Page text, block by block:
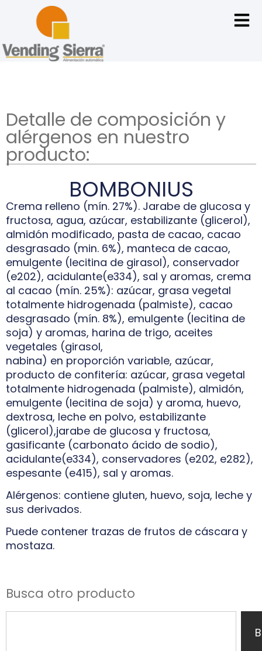
Detalle de composición y
alérgenos en nuestro
producto:
BOMBONIUS
Crema relleno (mín. 27%). Jarabe de glucosa y
fructosa, agua, azúcar, estabilizante (glicerol),
almidón modificado, pasta de cacao, cacao
desgrasado (min. 6%), manteca de cacao,
emulgente (lecitina de girasol), conservador
(e202), acidulante(e334), sal y aromas, crema
al cacao (mín. 25%): azúcar, grasa vegetal
totalmente hidrogenada (palmiste), cacao
desgrasado (mín. 8%), emulgente (lecitina de
soja) y aromas, harina de trigo, aceites
vegetales (girasol,
nabina) en proporción variable, azúcar,
producto de confitería: azúcar, grasa vegetal
totalmente hidrogenada (palmiste), almidón,
emulgente (lecitina de soja) y aroma, huevo,
dextrosa, leche en polvo, estabilizante
(glicerol),jarabe de glucosa y fructosa,
gasificante (carbonato ácido de sodio),
acidulante(e334), conservadores (e202, e282),
espesante (e415), sal y aromas.
Alérgenos: contiene gluten, huevo, soja, leche y
sus derivados.
Puede contener trazas de frutos de cáscara y
mostaza.
Busca otro producto